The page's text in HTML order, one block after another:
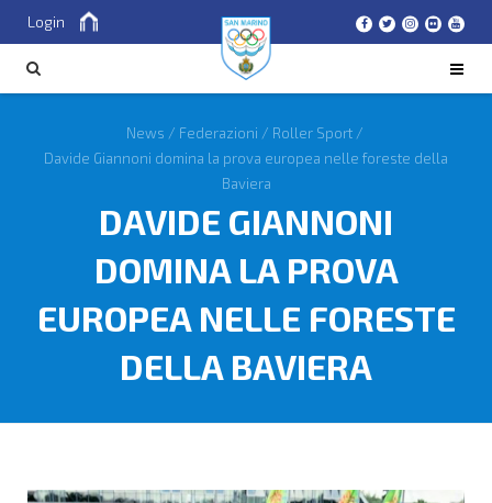
Login
News / Federazioni / Roller Sport/
Davide Giannoni domina la prova europea nelle foreste della
Baviera
DAVIDE GIANNONI
DOMINA LA PROVA
EUROPEA NELLE FORESTE
DELLA BAVIERA